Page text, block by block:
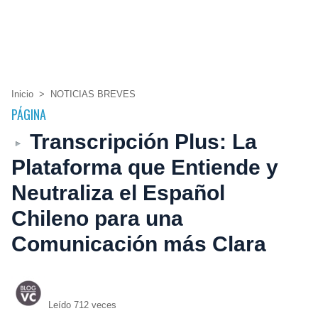
Inicio > NOTICIAS BREVES
PÁGINA
Transcripción Plus: La
Plataforma que Entiende y
Neutraliza el Español
Chileno para una
Comunicación más Clara
Leído 712 veces